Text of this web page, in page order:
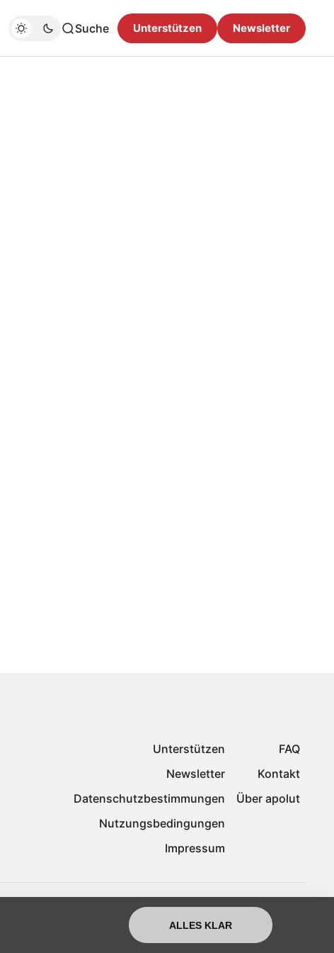
Suche Unterstützen Newsletter
Unterstützen
Newsletter
Datenschutzbestimmungen
Nutzungsbedingungen
Impressum
FAQ
Kontakt
Über apolut
ALLES KLAR